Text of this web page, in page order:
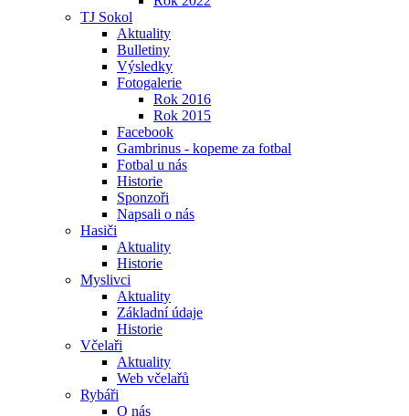
TJ Sokol
Aktuality
Bulletiny
Výsledky
Fotogalerie
Rok 2016
Rok 2015
Facebook
Gambrinus - kopeme za fotbal
Fotbal u nás
Historie
Sponzoři
Napsali o nás
Hasiči
Aktuality
Historie
Myslivci
Aktuality
Základní údaje
Historie
Včelaři
Aktuality
Web včelařů
Rybáři
O nás